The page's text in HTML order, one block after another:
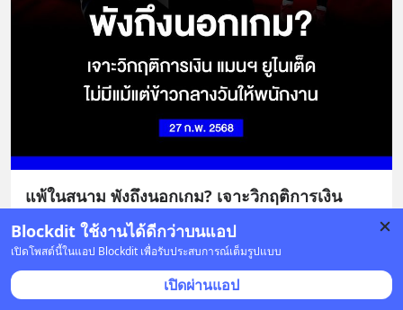
Blockdit ใช้งานได้ดีกว่าบนแอป
เปิดโพสต์นี้ในแอป Blockdit เพื่อรับประสบการณ์เต็มรูปแบบ
เปิดผ่านแอป
แพ้ในสนาม พังถึงนอกเกม? เจาะวิกฤติการเงิน
แมนฯ ยูไนเต็ด ไม่มีแม้แต่ข้าวกลางวันให้พนักงาน
ความยิ่งใหญ่ของสโมสรฟุตบอลเบอร์หนึ่งของเมืองแมน
เชสเตอร์นั้นไม่ได้ถูกตีวงเอาไว้เพียงแค่ในสนามเท่านั้น
เพราะในเชิงธุรกิจ และการบริหารแล้วพวกเขาเป็น